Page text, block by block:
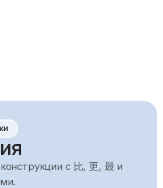
с 比, 更, 最 и